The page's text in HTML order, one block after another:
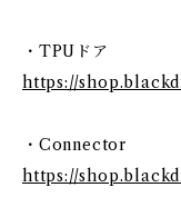
・TPUドア
https://
・Connector
https://